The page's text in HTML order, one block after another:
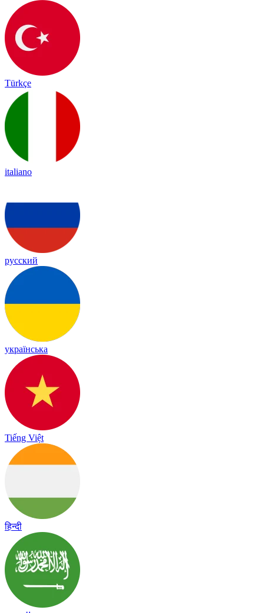
Türkçe
italiano
русский
українська
Tiếng Việt
हिन्दी